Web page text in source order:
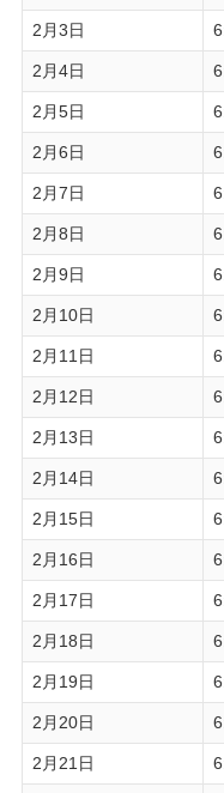
2月3日
2月4日
2月5日
2月6日
2月7日
2月8日
2月9日
2月10日
2月11日
2月12日
2月13日
2月14日
2月15日
2月16日
2月17日
2月18日
2月19日
2月20日
2月21日